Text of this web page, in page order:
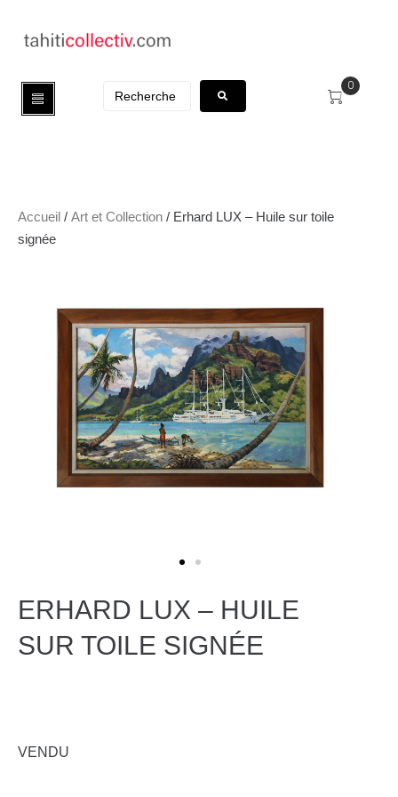
0
Accueil / Art et Collection / Erhard LUX – Huile sur toile
signée
ERHARD LUX – HUILE
SUR TOILE SIGNÉE
VENDU